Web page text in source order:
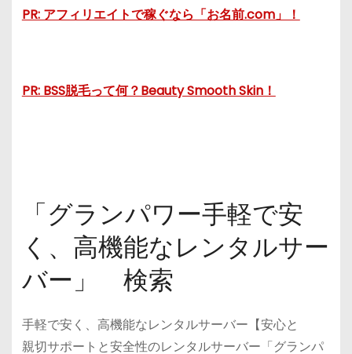
PR: アフィリエイトで稼ぐなら「お名前.com」！
PR: BSS脱毛って何？Beauty Smooth Skin！
「グランパワー手軽で安
く、高機能なレンタルサー
バー」 検索
手軽で安く、高機能なレンタルサーバー【安心と
親切サポートと安全性のレンタルサーバー「グランパ